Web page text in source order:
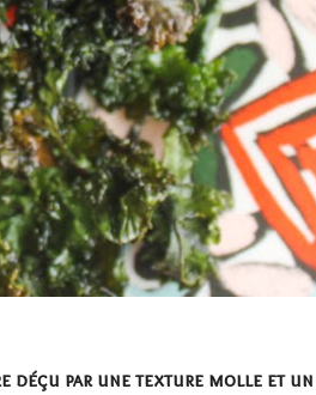
déçu par une texture molle et